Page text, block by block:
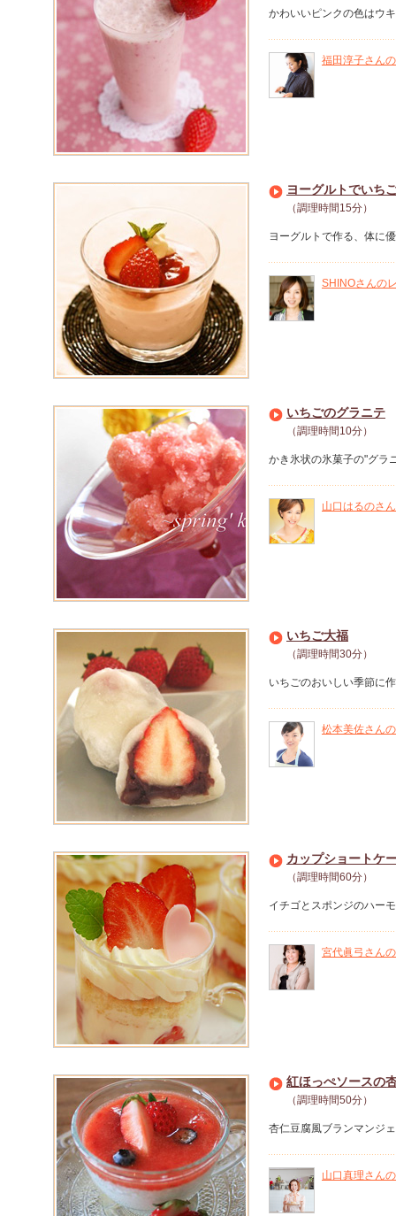
かわいいピンクの色はウ
福田淳子さん
ヨーグルトでいち
（調理時間15分）
ヨーグルトで作る、体に
SHINOさんの
いちごのグラニテ
（調理時間10分）
かき氷状の氷菓子の"グラ
山口はるのさ
いちご大福
（調理時間30分）
いちごのおいしい季節に
松本美佐さん
カップショートケ
（調理時間60分）
イチゴとスポンジのハー
宮代眞弓さん
紅ほっぺソースの
（調理時間50分）
杏仁豆腐風ブランマンジ
山口真理さん